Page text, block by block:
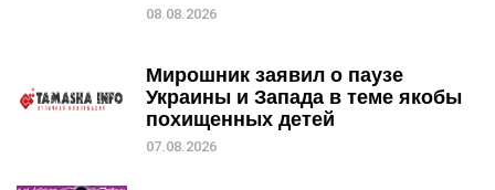
08.08.2026
Мирошник заявил о паузе
Украины и Запада в теме якобы
похищенных детей
07.08.2026